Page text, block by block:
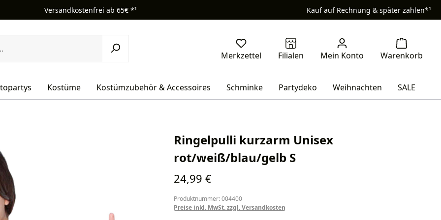
Versandkostenfrei ab 65€ *¹ Kauf auf Rechnung & später zahlen*¹
Kostüme Kostümzubehör & Accessoires Schminke Partydeko Weihnachten SALE
Ringelpulli kurzarm Unisex
rot/weiß/blau/gelb S
Regulärer Preis:
24,99 €
Produktnummer: 004400
Preise inkl. MwSt. zzgl. Versandkosten